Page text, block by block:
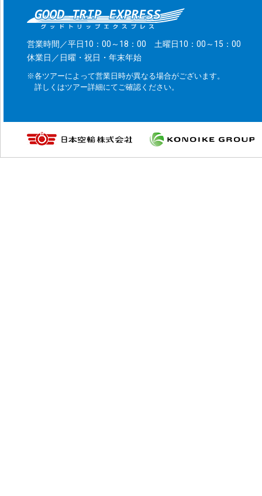
営業時間／平日10：00～18：00 土曜日10：00～15：00
休業日／日曜・祝日・年末年始
※各ツアーによって営業日時が異なる場合がございます。
詳しくはツアー詳細にてご確認ください。